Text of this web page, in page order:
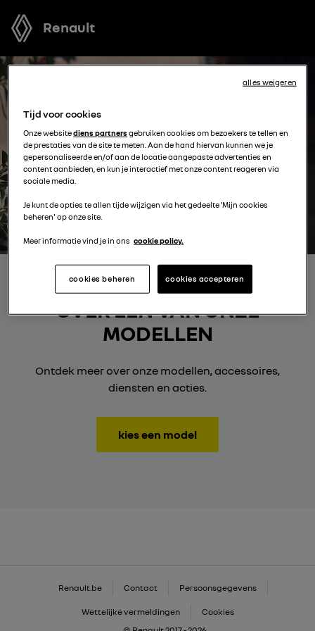
Renault
ONTVANG MEER INFORMATIE
OVER EEN VAN ONZE
MODELLEN
Ontdek meer over onze modellen, accessoires,
diensten en acties.
kies een model
Renault.be Contact Persoonsgegevens
Wettelijke vermeldingen
Cookies
Tijd voor cookies
Onze websitediens partnersgebruiken cookies om bezoekers te tellen en
de prestaties van de site te meten. Aan de hand hiervan kunnen we je
gepersonaliseerde en/of aan de locatie aangepaste advertenties en
content aanbieden, en kun je interactief met onze content reageren via
sociale media.
Je kunt de opties te allen tijde wijzigen via het gedeelte 'Mijn cookies
beheren' op onze site.
Meer informatie vind je in ons cookie policy.
cookies accepteren
cookies beheren
alles weigeren